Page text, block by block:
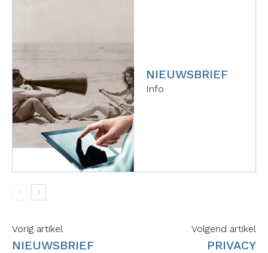
NIEUWSBRIEF
Info
Vorig artikel
NIEUWSBRIEF
Volgend artikel
PRIVACY